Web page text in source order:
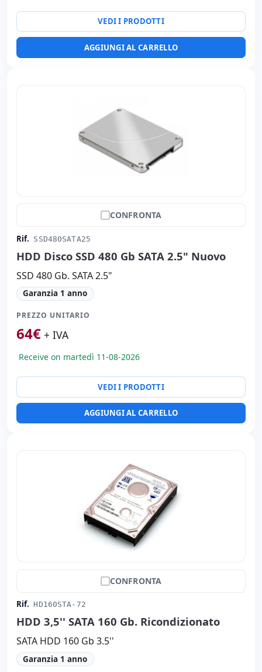
VEDI I PRODOTTI
AGGIUNGI AL CARRELLO
CONFRONTA
Rif. SSD480SATA25
HDD Disco SSD 480 Gb SATA 2.5" Nuovo
SSD 480 Gb. SATA 2.5"
Garanzia 1 anno
PREZZO UNITARIO
64€ + IVA
Receive on martedì 11-08-2026
VEDI I PRODOTTI
AGGIUNGI AL CARRELLO
CONFRONTA
Rif. HD160STA-72
HDD 3,5'' SATA 160 Gb. Ricondizionato
SATA HDD 160 Gb 3.5''
Garanzia 1 anno